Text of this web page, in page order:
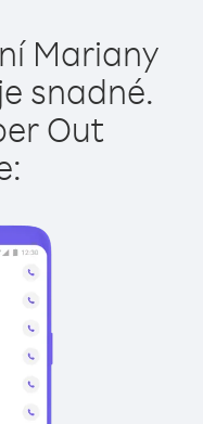
Mariany
snadné.
Out